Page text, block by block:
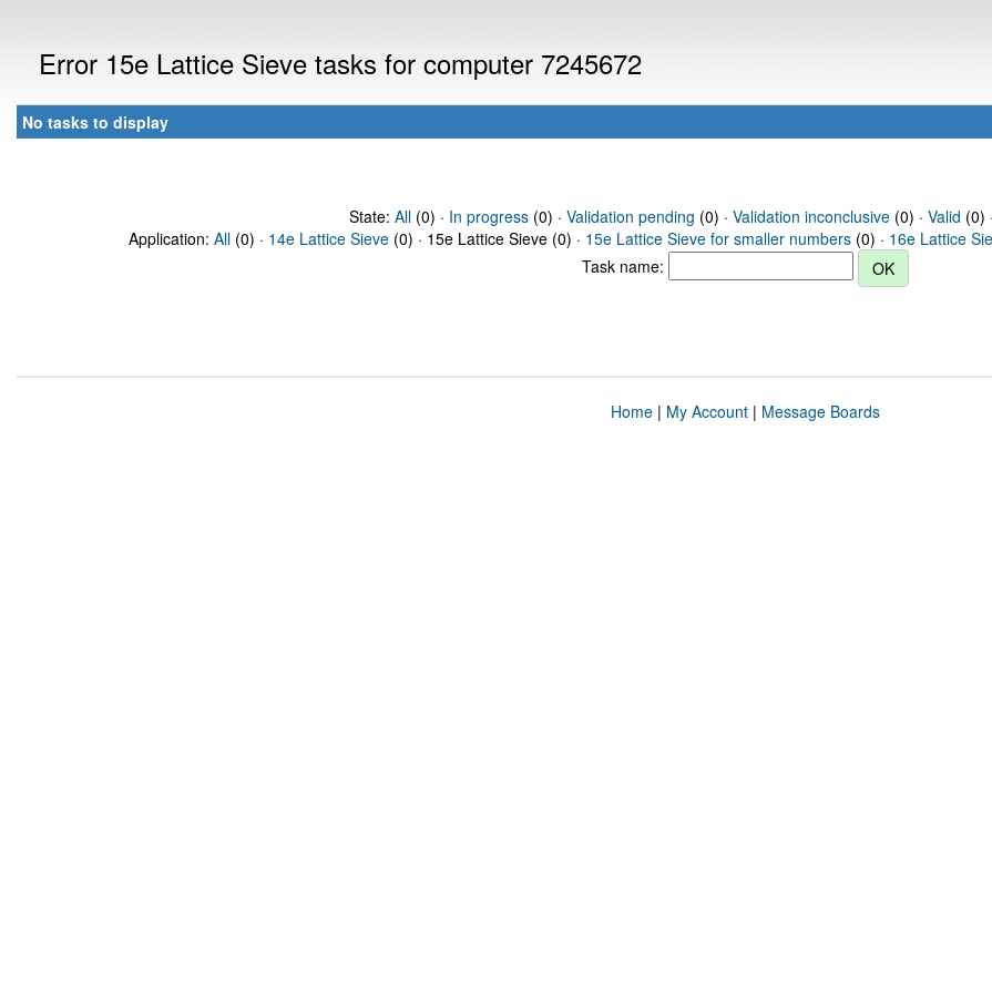
Error 15e Lattice Sieve tasks for computer 7245672
No tasks to display
State: All(0) · In progress(0) · Validation pending (0) · Validation inconclusive(0) · Valid (0) ·
Application: All (0) · 14e Lattice Sieve (0) · 15e Lattice Sieve (0) · 15e Lattice Sieve for smaller numbers (0) · 16e Lattice
Task name:
Home| My Account| Message Boards